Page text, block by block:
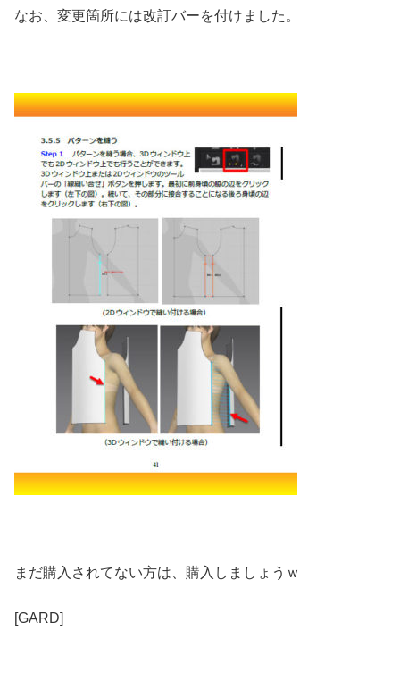
なお、変更箇所には改訂バーを付けました。
まだ購入されてない方は、購入しましょうｗ
[GARD]